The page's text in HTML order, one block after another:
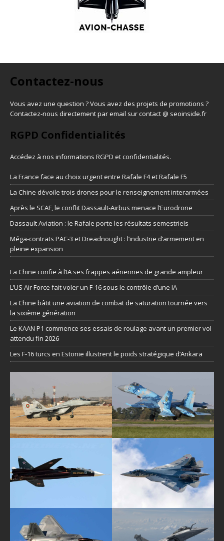
Contactez-nous
Vous avez une question ? Vous avez des projets de promotions ?
Contactez-nous directement par email sur contact @ seoinside.fr
RGPD Confidentialités
Accédez à nos informations RGPD et confidentialités.
La France face au choix urgent entre Rafale F4 et Rafale F5
La Chine dévoile trois drones pour le renseignement interarmées
Après le SCAF, le conflit Dassault-Airbus menace l’Eurodrone
Dassault Aviation : le Rafale porte les résultats semestriels
Méga-contrats PAC-3 et Dreadnought : l’industrie d’armement en
pleine expansion
La Chine confie à l’IA ses frappes aériennes de grande ampleur
L’US Air Force fait voler un F-16 sous le contrôle d’une IA
La Chine bâtit une aviation de combat de saturation tournée vers
la sixième génération
Le KAAN P1 commence ses essais de roulage avant un premier vol
attendu fin 2026
Les F-16 turcs en Estonie illustrent le poids stratégique d’Ankara